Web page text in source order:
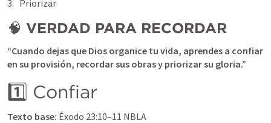
Priorizar
🧠 VERDAD PARA RECORDAR
“Cuando dejas que Dios organice tu vida, aprendes a confiar
en su provisión, recordar sus obras y priorizar su gloria.”
1️⃣ Confiar
Texto base: Éxodo 23:10–11 NBLA